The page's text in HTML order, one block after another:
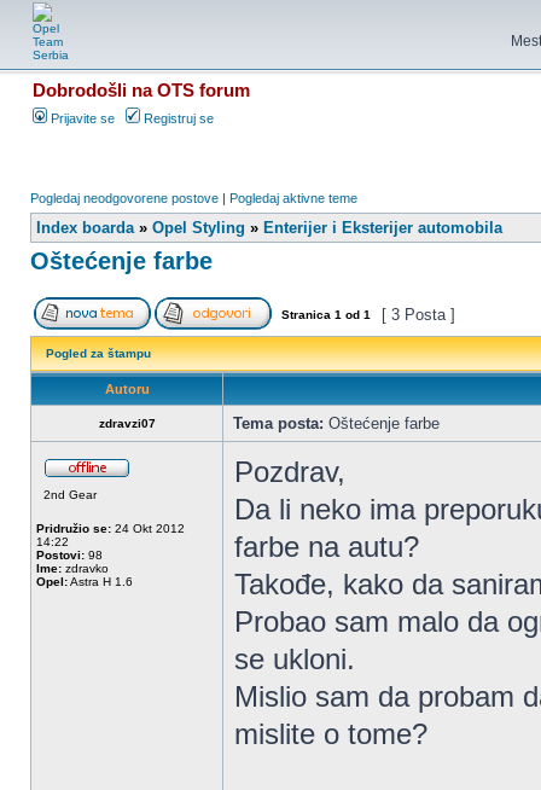
Dobrodošli na OTS forum
Prijavite se Registruj se
Pogledaj neodgovorene postove | Pogledaj aktivne teme
Index boarda» Opel Styling » Enterijer i Eksterijer automobila
Oštećenje farbe
Stranica 1 od 1 [ 3 Posta ]
Pogled za štampu
Autoru
zdravzi07 Tema posta: Oštećenje farbe
2nd Gear
Pridružio se: 24 Okt 2012
14:22
Postovi: 98
Ime: zdravko
Opel:Astra H 1.6
Pozdrav,
Da li neko ima
farbe na autu?
Takođe, kako da
Probao sam malo da
se ukloni.
Mislio sam da probam
mislite o tome?